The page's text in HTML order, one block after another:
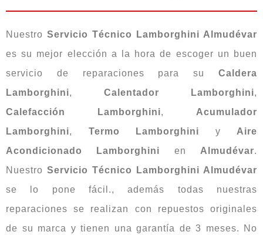
Nuestro Servicio Técnico Lamborghini Almudévar
es su mejor elección a la hora de escoger un buen
servicio de reparaciones para su Caldera
Lamborghini, Calentador Lamborghini,
Calefacción Lamborghini, Acumulador
Lamborghini, Termo Lamborghini y Aire
Acondicionado
Lamborghini en Almudévar.
Nuestro Servicio Técnico Lamborghini Almudévar
se lo pone fácil., además todas nuestras
reparaciones se realizan con repuestos originales
de su marca y tienen una garantía de 3 meses. No